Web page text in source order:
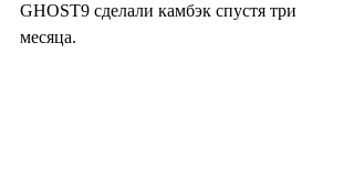
GHOST9 сделали камбэк спустя три
месяца.